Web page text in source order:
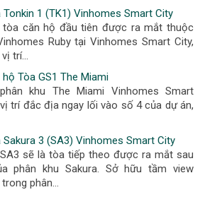
Tonkin 1 (TK1) Vinhomes Smart City
tòa căn hộ đầu tiên được ra mắt thuộc
Ruby tại Vinhomes Smart City,
trí...
Tòa GS1 The Miami
khu The Miami Vinhomes Smart
trí đắc địa ngay lối vào số 4 của dự án,
Sakura 3 (SA3) Vinhomes Smart City
sẽ là tòa tiếp theo được ra mắt sau
phân khu Sakura. Sở hữu tầm view
phân...